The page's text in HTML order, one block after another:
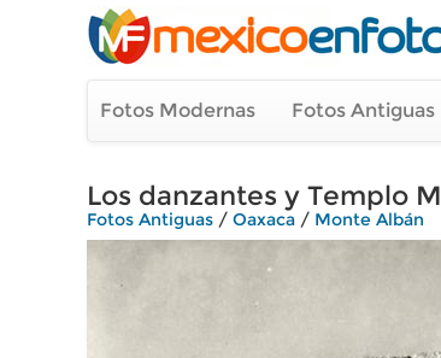
Fotos Modernas Fotos Antiguas
Los danzantes y Templo M
Fotos Antiguas / Oaxaca / Monte Albán